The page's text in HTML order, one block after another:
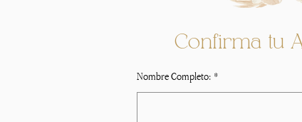
Confirma tu
Nombre Completo: